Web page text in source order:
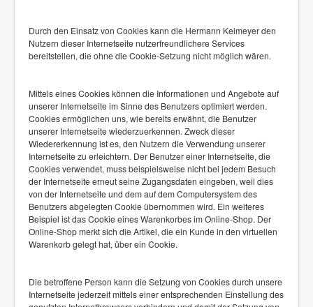
Durch den Einsatz von Cookies kann die Hermann Keimeyer den
Nutzern dieser Internetseite nutzerfreundlichere Services
bereitstellen, die ohne die Cookie-Setzung nicht möglich wären.
Mittels eines Cookies können die Informationen und Angebote auf
unserer Internetseite im Sinne des Benutzers optimiert werden.
Cookies ermöglichen uns, wie bereits erwähnt, die Benutzer
unserer Internetseite wiederzuerkennen. Zweck dieser
Wiedererkennung ist es, den Nutzern die Verwendung unserer
Internetseite zu erleichtern. Der Benutzer einer Internetseite, die
Cookies verwendet, muss beispielsweise nicht bei jedem Besuch
der Internetseite erneut seine Zugangsdaten eingeben, weil dies
von der Internetseite und dem auf dem Computersystem des
Benutzers abgelegten Cookie übernommen wird. Ein weiteres
Beispiel ist das Cookie eines Warenkorbes im Online-Shop. Der
Online-Shop merkt sich die Artikel, die ein Kunde in den virtuellen
Warenkorb gelegt hat, über ein Cookie.
Die betroffene Person kann die Setzung von Cookies durch unsere
Internetseite jederzeit mittels einer entsprechenden Einstellung des